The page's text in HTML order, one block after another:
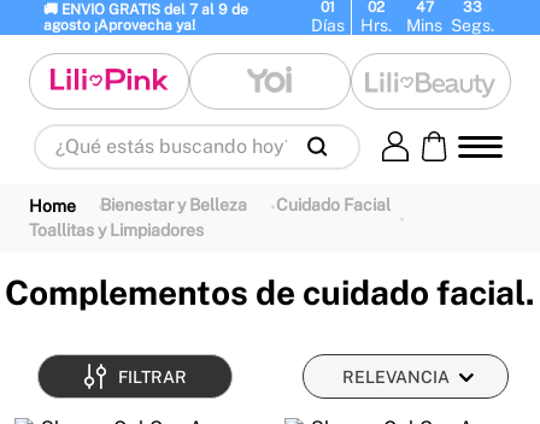
🚚 ENVIO GRATIS del 7 al 9 de
agosto ¡Aprovecha ya!
01
Días
02
Hrs.
47
Mins
33
Segs.
¿Qué estás buscando hoy?
Bienestar y Belleza
Cuidado Facial
Toallitas y Limpiadores
Complementos de cuidado facial.
FILTRAR RELEVANCIA
1. panty 2. brasier 3. vestidos baño
7 . perfumes 8. perfume 9 termos